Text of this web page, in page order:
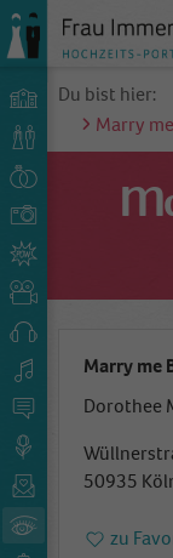
Du bist hier:
Marry
Marry me
Dorothee
50935
zu